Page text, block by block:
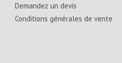
Demandez un devis
Conditions générales de vente